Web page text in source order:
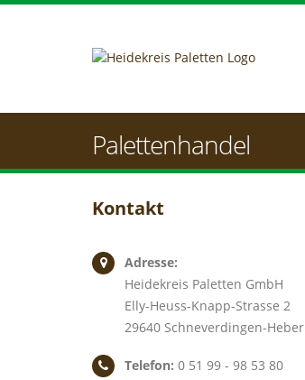
Palettenhandel
Kontakt
Adresse:
Heidekreis Paletten GmbH
Elly-Heuss-Knapp-Strasse 2
29640 Schneverdingen-Heber
Telefon: 0 51 99 - 98 53 80